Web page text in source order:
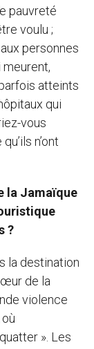
pauvreté
voulu ;
personnes
meurent,
atteints
qui
vous
n’ont
la Jamaïque
?
la destination
de la
violence
». Les